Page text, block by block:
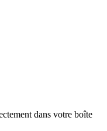
dans votre boîte